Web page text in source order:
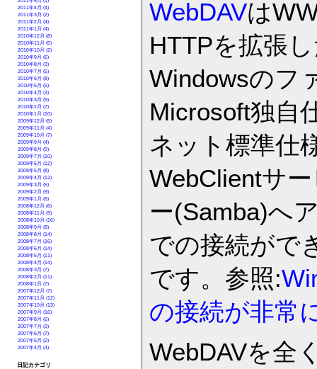
2011年4月 (4)
2011年3月 (2)
2011年2月 (4)
2011年1月 (4)
2010年12月 (8)
2010年11月 (5)
2010年10月 (2)
2010年9月 (6)
2010年8月 (3)
2010年7月 (5)
2010年6月 (8)
2010年5月 (5)
2010年4月 (3)
2010年3月 (9)
2010年2月 (7)
2010年1月 (10)
2009年12月 (5)
2009年11月 (4)
2009年10月 (7)
2009年9月 (4)
2009年8月 (9)
2009年7月 (10)
2009年6月 (12)
2009年5月 (8)
2009年4月 (12)
2009年3月 (5)
2009年2月 (9)
2009年1月 (6)
2008年12月 (6)
2008年11月 (9)
2008年10月 (16)
2008年9月 (8)
2008年8月 (14)
2008年7月 (16)
2008年6月 (14)
2008年5月 (11)
2008年4月 (14)
2008年3月 (7)
2008年2月 (11)
2008年1月 (7)
2007年12月 (7)
2007年11月 (12)
2007年10月 (13)
2007年9月 (16)
2007年8月 (6)
2007年7月 (3)
2007年6月 (7)
2007年5月 (2)
2007年4月 (4)
日記カテゴリ
WebDAVは
HTTPを拡張
Windowsのフ
Microsoft独自
ネット標準仕
WebClientサ
ー(Samba)へ
での接続がで
です。参照:
の接続が非常
WebDAVを全